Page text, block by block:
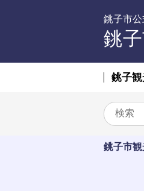
銚子市公
銚
銚子
銚子市